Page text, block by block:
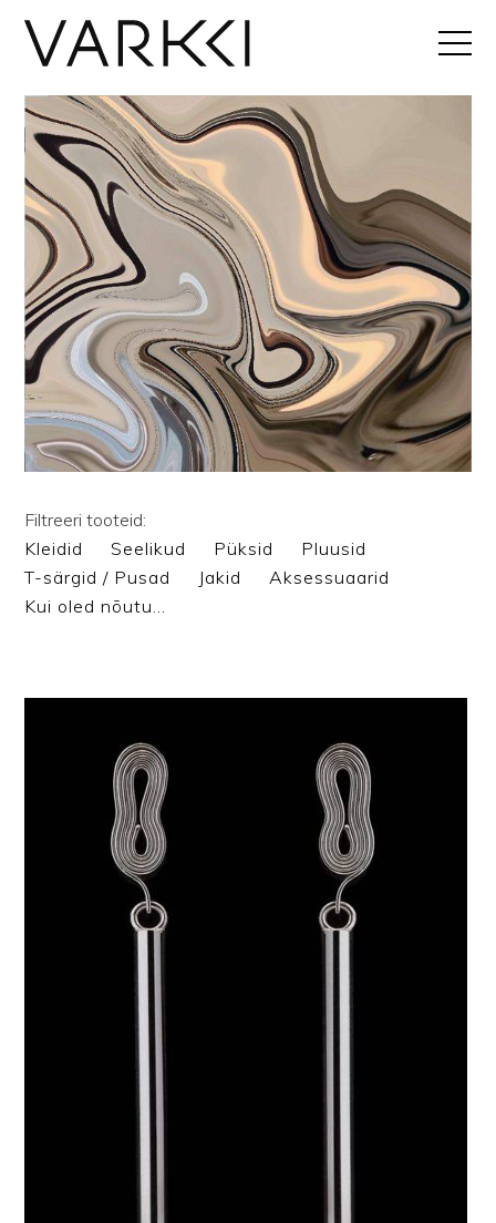
Filtreeri tooteid:
Kleidid
Seelikud Püksid
Pluusid
T-särgid / Pusad
Jakid
Aksessuaarid
Kui oled nõutu…